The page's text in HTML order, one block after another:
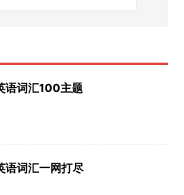
语词汇100主题
语词汇一网打尽